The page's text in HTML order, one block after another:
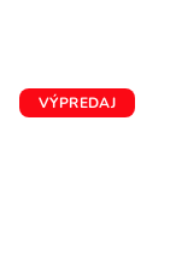
VÝPREDAJ